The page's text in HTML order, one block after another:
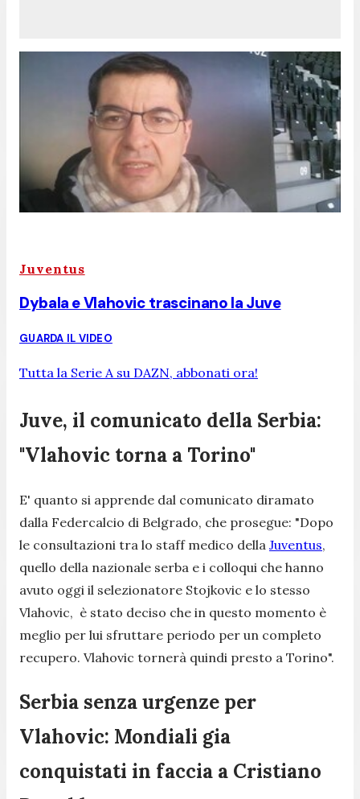
Juventus
Dybala e Vlahovic trascinano la Juve
GUARDA IL VIDEO
Tutta la Serie A su DAZN, abbonati ora!
Juve, il comunicato della Serbia:
"Vlahovic torna a Torino"
E' quanto si apprende dal comunicato diramato
dalla Federcalcio di Belgrado, che prosegue: "Dopo
le consultazioni tra lo staff medico della Juventus,
quello della nazionale serba e i colloqui che hanno
avuto oggi il selezionatore Stojkovic e lo stesso
Vlahovic, è stato deciso che in questo momento è
meglio per lui sfruttare periodo per un completo
recupero. Vlahovic tornerà quindi presto a Torino".
Serbia senza urgenze per
Vlahovic: Mondiali gia
conquistati in faccia a Cristiano